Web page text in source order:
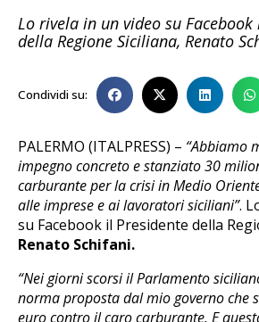
Lo rivela in un video su
della Regione Siciliana, Renato
Condividi su:
PALERMO (ITALPRESS) – “Abbiamo
impegno concreto e stanziato 30
carburante per la crisi in Medio
alle imprese e ai lavoratori siciliani”.
su Facebook il Presidente della
Renato Schifani.
“Nei giorni scorsi il Parlamento
norma proposta dal mio governo che
euro contro il caro carburante. E